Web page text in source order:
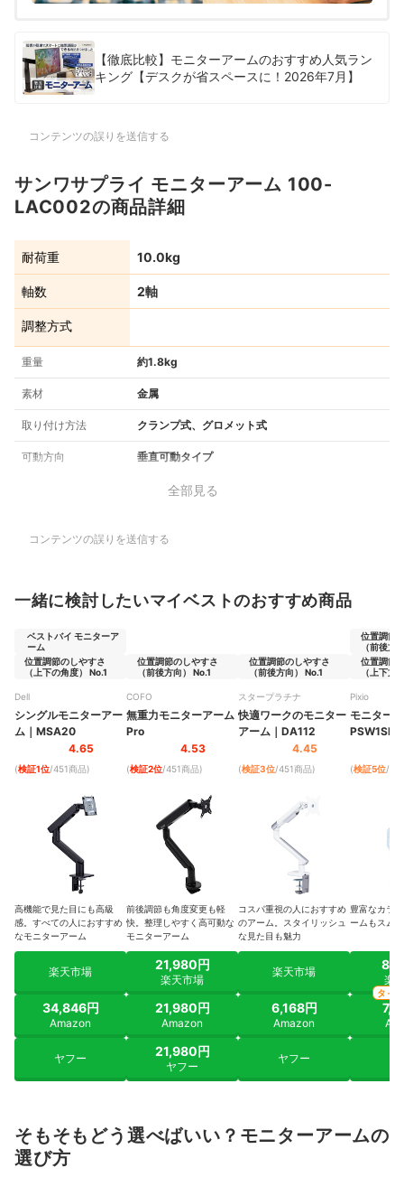
【徹底比較】モニターアームのおすすめ人気ラン
キング【デスクが省スペースに！2026年7月】
コンテンツの誤りを送信する
サンワサプライ モニターアーム 100-
LAC002の商品詳細
耐荷重 10.0kg
軸数 2軸
調整方式
重量 約1.8kg
素材 金属
取り付け方法 クランプ式、グロメット式
可動方向 垂直可動タイプ
全部見る
コンテンツの誤りを送信する
一緒に検討したいマイベストのおすすめ商品
ベストバイ モニターア
ーム
位置調節のしやすさ
（上下の角度） No.1
Dell
シングルモニターアー
ム ｜ MSA20
4.65
(検証1位/451商品)
高機能で見た目にも高級
感。すべての人におすすめ
なモニターアーム
楽天市場
34,846円
Amazon
ヤフー
位置調節のしやすさ
（前後方向） No.1
COFO
無重力モニターアーム
Pro
4.53
(検証2位/451商品)
前後調節も角度変更も軽
快。整理しやすく高可動な
モニターアーム
21,980円
楽天市場
21,980円
Amazon
21,980円
ヤフー
位置調節のしやすさ
（前後方向） No.1
スタープラチナ
快適ワークのモニター
アーム ｜ DA112
4.45
(検証3位/451商品)
コスパ重視の人におすすめ
のアーム。スタイリッシュ
な見た目も魅力
楽天市場
6,168円
Amazon
ヤフー
位置調節
（前後方
位置調節
（上下方
Pixio
モニター
PSW1SBL
(検証5位/
豊富なカラ
ームもスム
楽
タイ
そもそもどう選べばいい？モニターアームの
選び方